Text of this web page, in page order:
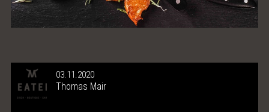
03.11.2020
Thomas Mair